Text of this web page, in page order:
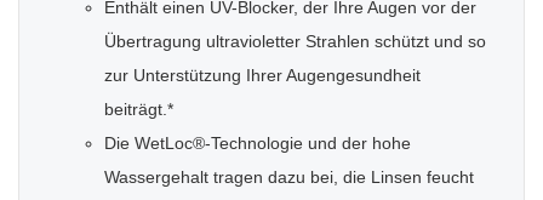
Enthält einen UV-Blocker, der Ihre Augen vor der
Übertragung ultravioletter Strahlen schützt und so
zur Unterstützung Ihrer Augengesundheit
beiträgt.*
Die WetLoc®-Technologie und der hohe
Wassergehalt tragen dazu bei, die Linsen feucht